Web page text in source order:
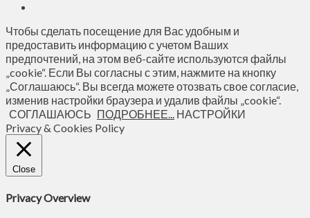
Чтобы сделать посещение для Вас удобным и
предоставить информацию с учетом Ваших
предпочтений, на этом веб-сайте используются файлы
„cookie“. Если Вы согласны с этим, нажмите на кнопку
„Соглашаюсь“. Вы всегда можете отозвать свое согласие,
изменив настройки браузера и удалив файлы „cookie“.
СОГЛАШАЮСЬ ПОДРОБНЕЕ...
НАСТРОЙКИ
Privacy & Cookies Policy
Close
Privacy Overview